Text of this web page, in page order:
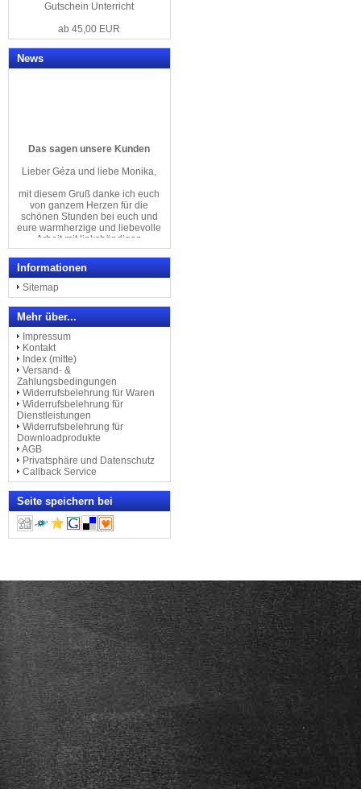
Gutschein Unterricht
ab 45,00 EUR
News
von ganzem Herzen für die
schönen Stunden bei euch und
eure warmherzige und liebevolle
Arbeit mit linkshändigen
Menschen an den tollsten
Linkshänder-Klavieren
der Welt.
Herzliche Grüße von
Regina Kretschmer
& Familie
--------------------------------
Ich bin Linkshänderin und war
auf der Suche nach einem
Klavier speziell für Linkshänder.
...
Nach meiner Anfrage, meldeten
sich Herr und Frau Loso sofort
telefonisch bei mir, um mich
ausführlich zu beraten .... Ich
bestellte das Unterrichtsmaterial
für Linkshänder und ... (ein e-
Klavier 1) mit dazugehöriger
Klavierbank.
Der Service der Firma Blüthner
in Zusammenarbeit mit Herrn
Aufstellen meines Klaviers
wurde binnen sehr kurzer Zeit
gelöst.
Ich hatte vorher ca. 1 Jahr ein
„normales“ Klavier (für
Rechtshänder) gespielt. Die
Umstellung ist mir ... erstaunlich
leicht gefallen. Nach ca. 3
Wochen habe ich mich an die
veränderte Spielweise gewöhnt.
Dagmar Dölitzsch
(hier die komplette Rezension)
Blüthner PRO-88 EX
Das leichte, portable Piano:
Informationen
Sitemap
Mehr über...
Impressum
Kontakt
Index (mitte)
Versand- &
Zahlungsbedingungen
Widerrufsbelehrung für Waren
Widerrufsbelehrung für
Dienstleistungen
Widerrufsbelehrung für
Downloadprodukte
AGB
Privatsphäre und Datenschutz
Callback Service
Seite speichern bei